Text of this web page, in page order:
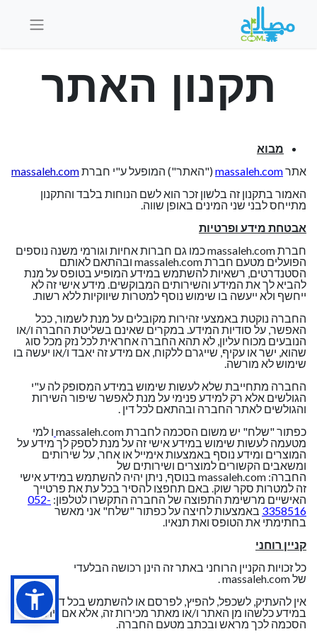
תקנון האתר
מבוא
אתרmassaleh.com("האתר") המופעל ע"י חברתmassaleh.com
האמור בתקנון זה בלשון זכר הוא לשם הנוחות בלבד והתקנון
מתייחס לבני שני המינים באופן שווה.
אבטחת מידע ופרטיות
חברת massaleh.com כמו גם חברות אחיות וגורמי משנה נוספים
הפועלים מטעם חברת massaleh.com ובהתאם לאותם
הסטנדרטים, רשאיות להשתמש במידע המופיע בטופס על מנת
להביא לך את המידע והשירותים המבוקשים. מידע אישי זה לא
ייחשף ולא ייעשה בו שימוש נוסף למטרות שיווקיות ללא רשות.
החברה נוקטת באמצעי זהירות מקובלים על מנת לשמור, ככל
האפשר, על סודיות המידע. במקרים שאינם בשליטת החברה ו/או
הנובעים מכוח עליון, לא תהא החברה אחראית לכל נזק מכל סוג
שהוא, ישר או עקיף, שייגרם ללקוח, אם מידע זה יאבד ו/או יעשה בו
שימוש לא מורשה.
החברה מתחייבת שלא לעשות שימוש במידע המסופק לה ע"י
הגולשים אלא רק למידע פנימי על מנת לאפשר שיפור השירות
והגולשים לאתר החברה ובהתאם לכל דין .
כפתור "שלח" יש משום הסכמה לחברת massaleh.com
ו למי
מטעמה לעשות שימוש במידע אישי זה על מנת לספק לך מידע על
המוצרים ומידע נוסף באמצעות אימייל או אחר, על שירותים
ומשאבים הקשורים למוצרים ושירותים של
החברה: massaleh.com בנוסף, ניתן יהיה להשתמש במידע אישי
זה למטרות סקר שוק. באם תחפצו להסיר בכל עת את פרטייך
האישיים מרשימת התפוצה של החברה התקשרו לטלפון: 052-
3358516 באמצעות לחיצה על כפתור "שלח" אני מאשר
בחתימתי את הטופס ואת תנאיו.
קניין רוחני
כל זכויות הקניין הרוחני באתר זה הינן רכושה הבלעדי
של massaleh.com .
אין להעתיק, לשכפל, להפיץ, לפרסם או להשתמש בכל דרך אחרת
במידע כלשהו מן האתר ו/או מאתר מכירות זה, אלא אם ניתנה
הסכמה לכך מראש ובכתב מטעם החברה.